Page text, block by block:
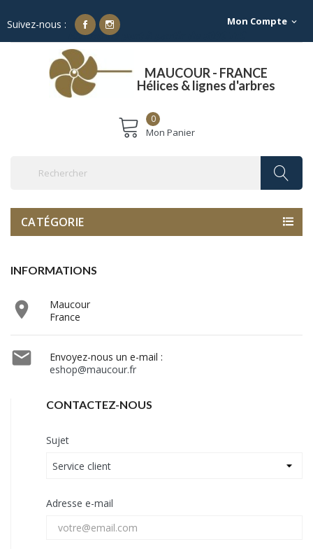
Suivez-nous : Mon Compte expand_more
Franco de port à partir de 500€ TTC
MAUCOUR - FRANCE
Hélices & lignes d'arbres
0
Mon Panier
CATÉGORIE
INFORMATIONS

Maucour
France

Envoyez-nous un e-mail :
eshop@maucour.fr
CONTACTEZ-NOUS
Sujet
Adresse e-mail